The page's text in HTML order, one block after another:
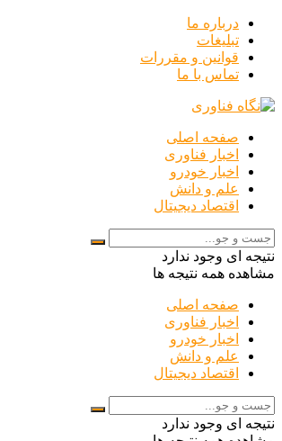
درباره ما
تبلیغات
قوانین و مقررات
تماس با ما
صفحه اصلی
اخبار فناوری
اخبار خودرو
علم و دانش
اقتصاد دیجیتال
نتیجه ای وجود ندارد
مشاهده همه نتیجه ها
صفحه اصلی
اخبار فناوری
اخبار خودرو
علم و دانش
اقتصاد دیجیتال
نتیجه ای وجود ندارد